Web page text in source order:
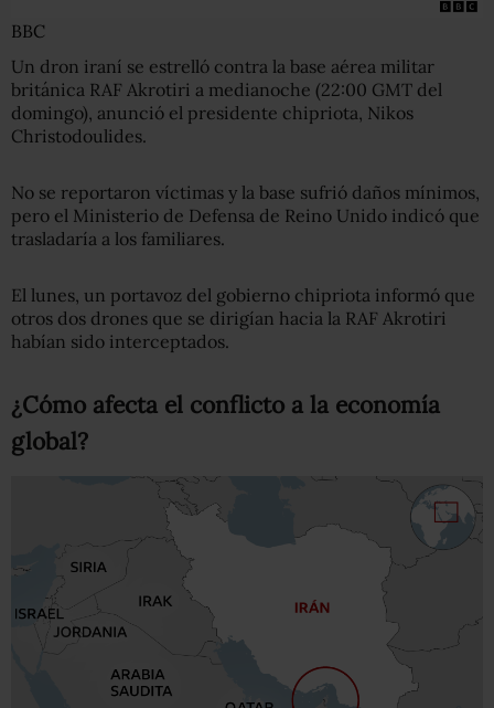
BBC
Un dron iraní se estrelló contra la base aérea militar
británica RAF Akrotiri a medianoche (22:00 GMT del
domingo), anunció el presidente chipriota, Nikos
Christodoulides.
No se reportaron víctimas y la base sufrió daños mínimos,
pero el Ministerio de Defensa de Reino Unido indicó que
trasladaría a los familiares.
El lunes, un portavoz del gobierno chipriota informó que
otros dos drones que se dirigían hacia la RAF Akrotiri
habían sido interceptados.
¿Cómo afecta el conflicto a la economía
global?